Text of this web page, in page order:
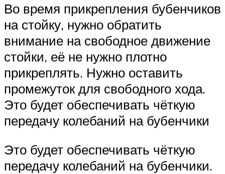
Во время прикрепления бубенчиков
на стойку, нужно обратить
внимание на свободное движение
стойки, её не нужно плотно
прикреплять. Нужно оставить
промежуток для свободного хода.
Это будет обеспечивать чёткую
передачу колебаний на бубенчики
Это будет обеспечивать чёткую
передачу колебаний на бубенчики.